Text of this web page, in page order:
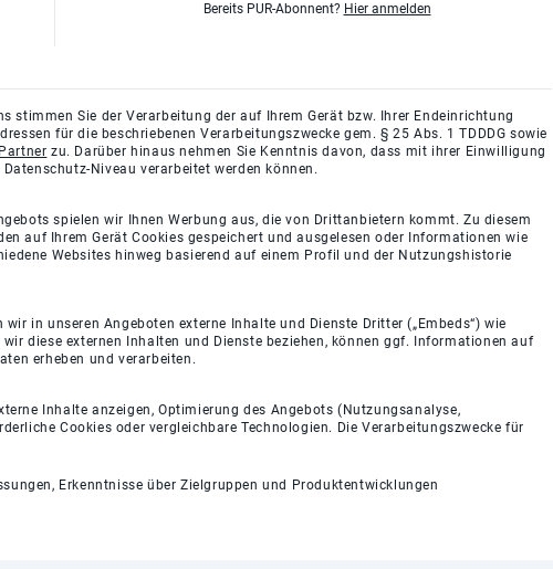
Bereits PUR-Abonnent? Hier anmelden
stimmen Sie der Verarbeitung der auf Ihrem Gerät bzw. Ihrer Endeinrichtung
für die beschriebenen Verarbeitungszwecke gem. § 25 Abs. 1 TDDDG sowie
zu. Darüber hinaus nehmen Sie Kenntnis davon, dass mit ihrer Einwilligung
Niveau verarbeitet werden können.
spielen wir Ihnen Werbung aus, die von Drittanbietern kommt. Zu diesem
auf Ihrem Gerät Cookies gespeichert und ausgelesen oder Informationen wie
Websites hinweg basierend auf einem Profil und der Nutzungshistorie
in unseren Angeboten externe Inhalte und Dienste Dritter („Embeds“) wie
diese externen Inhalten und Dienste beziehen, können ggf. Informationen auf
erheben und verarbeiten.
Inhalte anzeigen, Optimierung des Angebots (Nutzungsanalyse,
Cookies oder vergleichbare Technologien. Die Verarbeitungszwecke für
Erkenntnisse über Zielgruppen und Produktentwicklungen